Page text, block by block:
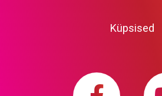
Küpsised